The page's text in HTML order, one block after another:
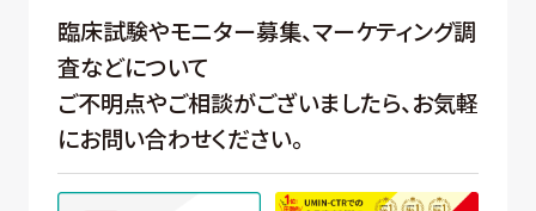
臨床試験やモニター募集、マーケティング調
査などについて
ご不明点やご相談がございましたら、お気軽
にお問い合わせください。